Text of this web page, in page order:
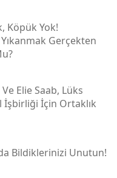
Köpük Yok!
Gerçekten
Elie Saab, Lüks
İşbirliği İçin Ortaklık
Bildiklerinizi Unutun!